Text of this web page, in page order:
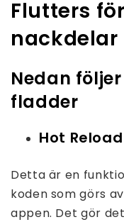
Flutters
nackdelar
Nedan
fladder
Hot Reload
Detta är en
koden som görs
appen. Det gör